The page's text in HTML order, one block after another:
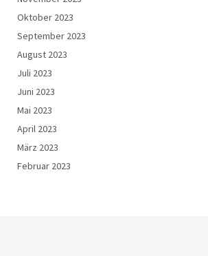
Oktober 2023
September 2023
August 2023
Juli 2023
Juni 2023
Mai 2023
April 2023
März 2023
Februar 2023